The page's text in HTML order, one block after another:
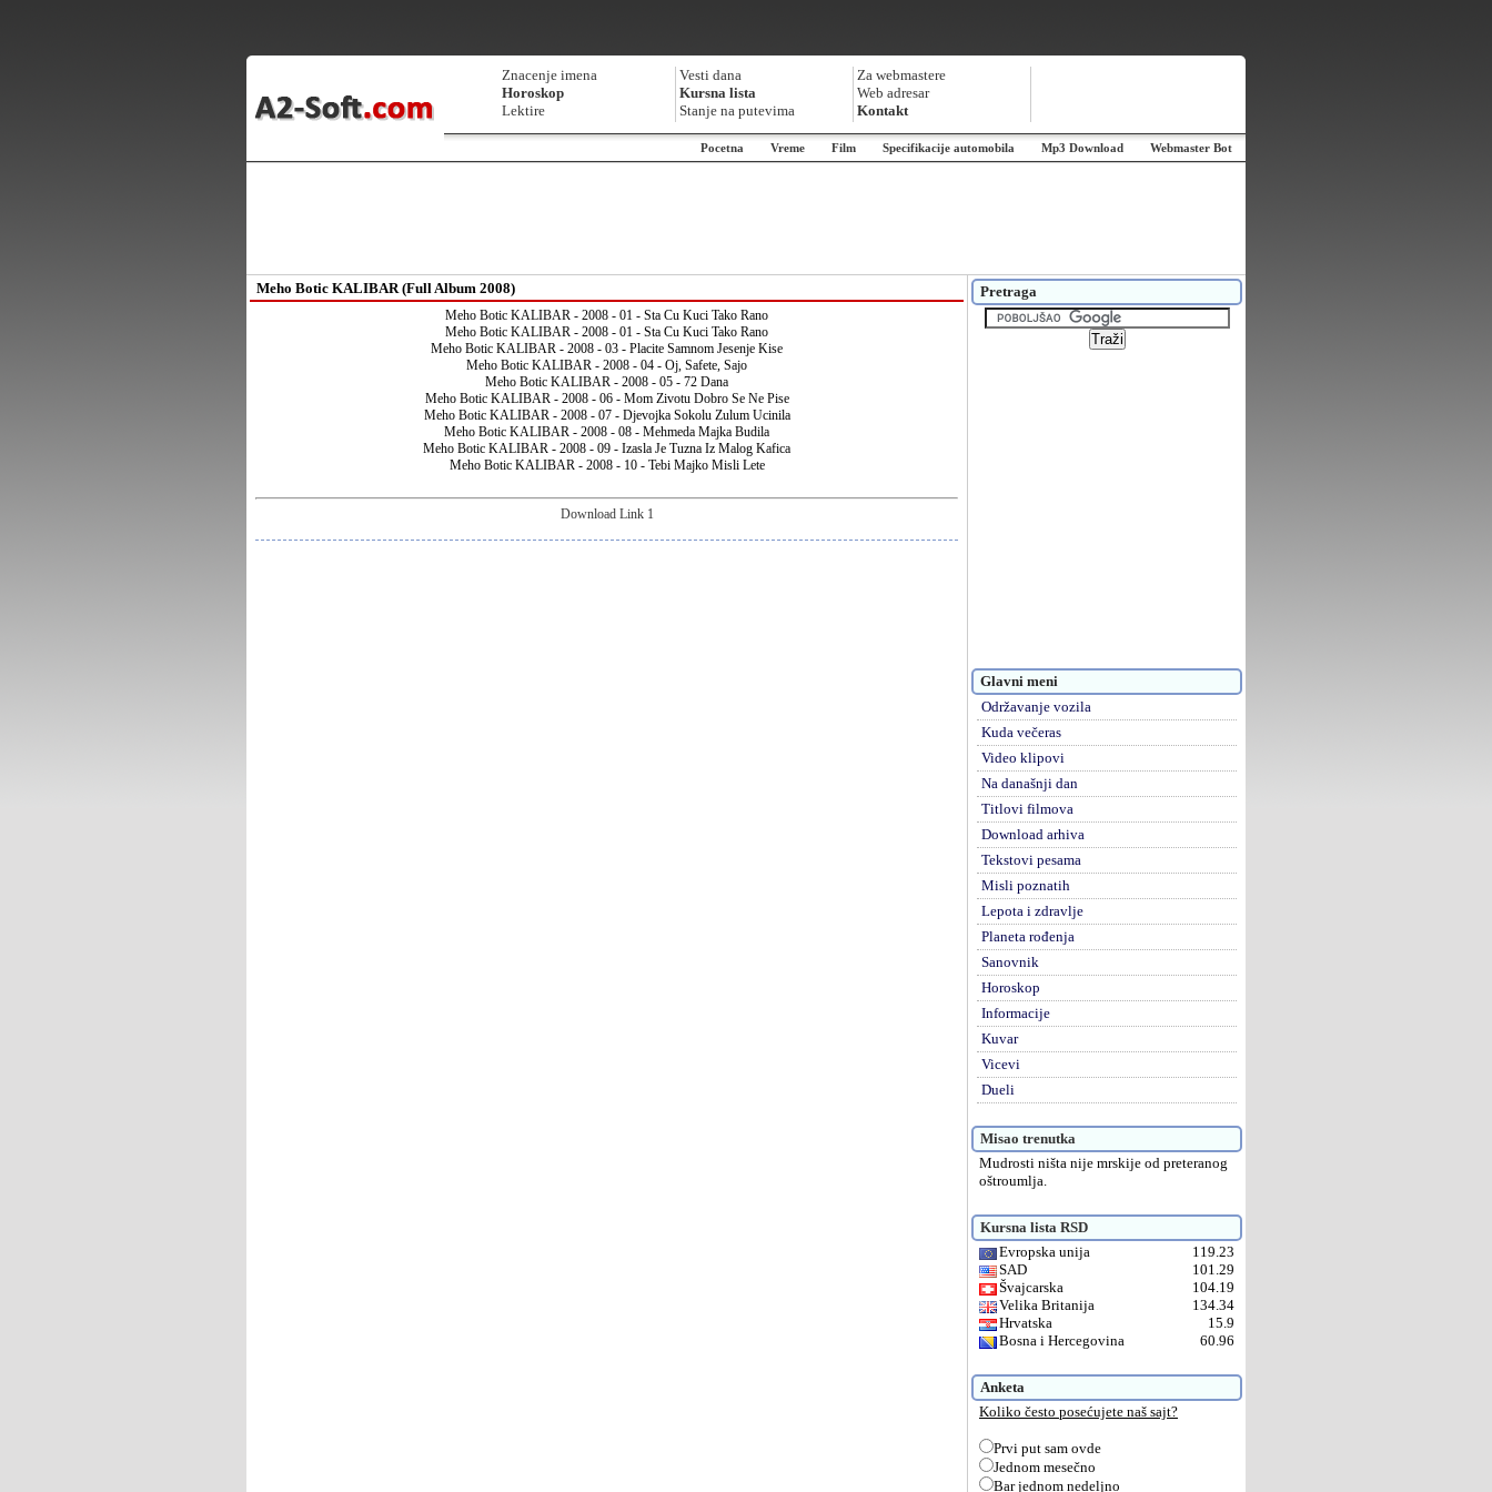
Znacenje imena
Horoskop
Lektire
Vesti dana
Kursna lista
Stanje na putevima
Za webmastere
Web adresar
Kontakt
Pocetna Vreme Film Specifikacije automobila Mp3 Download Webmaster Bot
Meho Botic KALIBAR (Full Album 2008)
Meho Botic KALIBAR - 2008 - 01 - Sta Cu Kuci Tako Rano
Meho Botic KALIBAR - 2008 - 01 - Sta Cu Kuci Tako Rano
Meho Botic KALIBAR - 2008 - 03 - Placite Samnom Jesenje Kise
Meho Botic KALIBAR - 2008 - 04 - Oj, Safete, Sajo
Meho Botic KALIBAR - 2008 - 05 - 72 Dana
Meho Botic KALIBAR - 2008 - 06 - Mom Zivotu Dobro Se Ne Pise
Meho Botic KALIBAR - 2008 - 07 - Djevojka Sokolu Zulum Ucinila
Meho Botic KALIBAR - 2008 - 08 - Mehmeda Majka Budila
Meho Botic KALIBAR - 2008 - 09 - Izasla Je Tuzna Iz Malog Kafica
Meho Botic KALIBAR - 2008 - 10 - Tebi Majko Misli Lete
Download Link 1
Pretraga
Glavni meni
Održavanje vozila
Kuda večeras
Video klipovi
Na današnji dan
Titlovi filmova
Download arhiva
Tekstovi pesama
Misli poznatih
Lepota i zdravlje
Planeta rođenja
Sanovnik
Horoskop
Informacije
Kuvar
Vicevi
Dueli
Misao trenutka
Mudrosti ništa nije mrskije od preteranog
oštroumlja.
Kursna lista RSD
Evropska unija
119.23
SAD
101.29
Švajcarska
104.19
Velika Britanija
134.34
Hrvatska
15.9
Bosna i Hercegovina
60.96
Anketa
Koliko često posećujete naš sajt?
Prvi put sam ovde
Jednom mesečno
Bar jednom nedeljno